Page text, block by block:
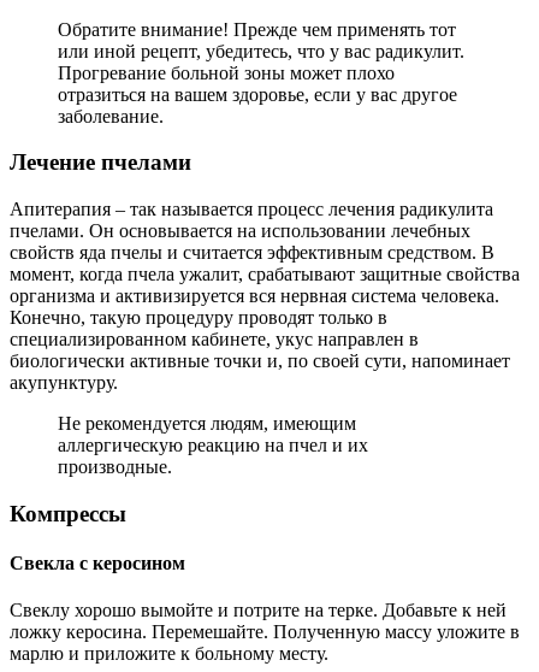
Обратите внимание! Прежде чем применять тот
или иной рецепт, убедитесь, что у вас радикулит.
Прогревание больной зоны может плохо
отразиться на вашем здоровье, если у вас другое
заболевание.
Лечение пчелами
Апитерапия – так называется процесс лечения радикулита
пчелами. Он основывается на использовании лечебных
свойств яда пчелы и считается эффективным средством. В
момент, когда пчела ужалит, срабатывают защитные свойства
организма и активизируется вся нервная система человека.
Конечно, такую процедуру проводят только в
специализированном кабинете, укус направлен в
биологически активные точки и, по своей сути, напоминает
акупунктуру.
Не рекомендуется людям, имеющим
аллергическую реакцию на пчел и их
производные.
Компрессы
Свекла с керосином
Свеклу хорошо вымойте и потрите на терке. Добавьте к ней
ложку керосина. Перемешайте. Полученную массу уложите в
марлю и приложите к больному месту.